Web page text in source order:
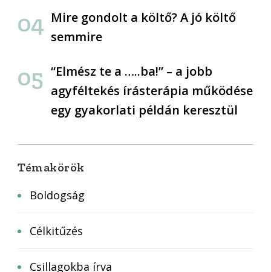
Mire gondolt a költő? A jó költő
semmire
“Elmész te a …..ba!” – a jobb
agyféltekés írásterápia működése
egy gyakorlati példán keresztül
Témakörök
Boldogság
Célkitűzés
Csillagokba írva